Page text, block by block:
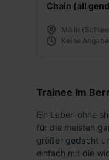
Chain (all
Mölln
Keine Angabe
Trainee im
Ein Leben ohne
für die meisten
größer gedacht
einfach mit die